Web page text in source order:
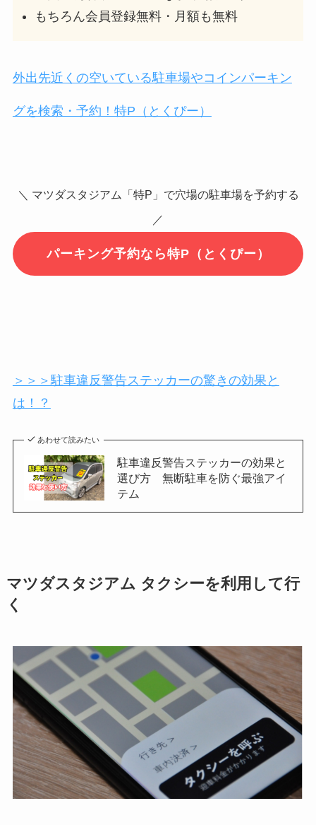
もちろん会員登録無料・月額も無料
外出先近くの空いている駐車場やコインパーキン
グを検索・予約！特P（とくぴー）
＼ マツダスタジアム「特P」で穴場の駐車場を予約する
／
パーキング予約なら特P（とくぴー）
＞＞＞駐車違反警告ステッカーの驚きの効果と
は！？
あわせて読みたい
駐車違反警告ステッカーの効果と
選び方 無断駐車を防ぐ最強アイ
テム
マツダスタジアム タクシーを利用して行
く